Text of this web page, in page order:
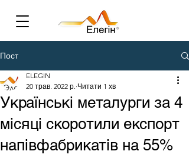
Пост
Українські металурги за 4
місяці скоротили експорт
напівфабрикатів на 55%
ELEGIN
20 трав. 2022 р. Читати 1 хв